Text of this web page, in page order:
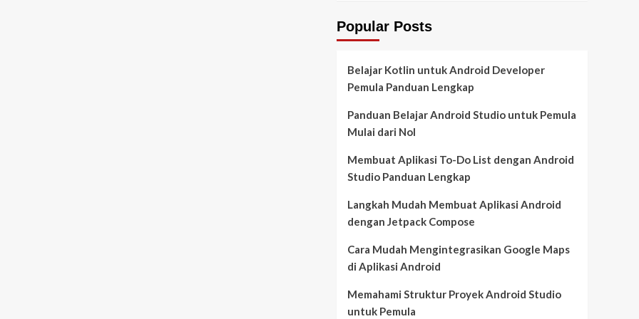
Popular Posts
Belajar Kotlin untuk Android Developer
Pemula Panduan Lengkap
Panduan Belajar Android Studio untuk Pemula
Mulai dari Nol
Membuat Aplikasi To-Do List dengan Android
Studio Panduan Lengkap
Langkah Mudah Membuat Aplikasi Android
dengan Jetpack Compose
Cara Mudah Mengintegrasikan Google Maps
di Aplikasi Android
Memahami Struktur Proyek Android Studio
untuk Pemula